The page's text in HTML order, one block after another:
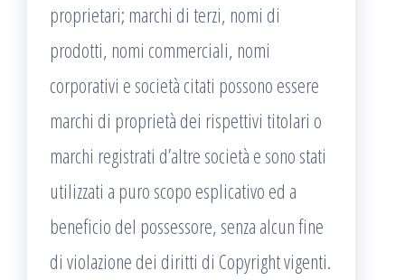
proprietari; marchi di terzi, nomi di
prodotti, nomi commerciali, nomi
corporativi e società citati possono essere
marchi di proprietà dei rispettivi titolari o
marchi registrati d’altre società e sono stati
utilizzati a puro scopo esplicativo ed a
beneficio del possessore, senza alcun fine
di violazione dei diritti di Copyright vigenti.